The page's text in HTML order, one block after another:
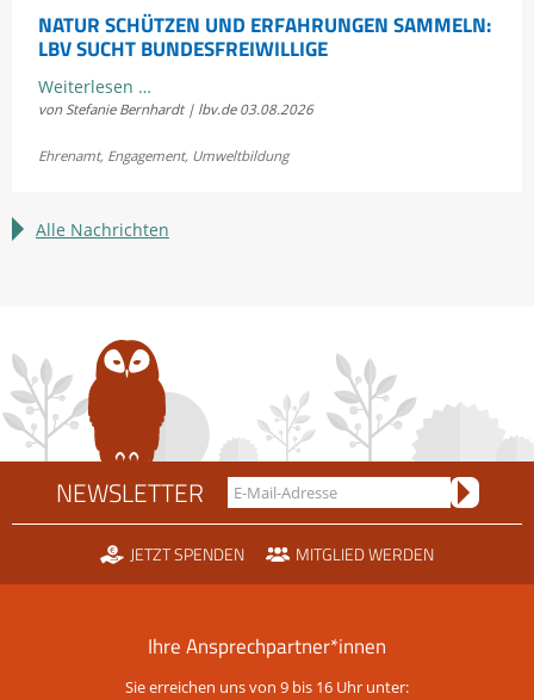
NATUR SCHÜTZEN UND ERFAHRUNGEN SAMMELN:
LBV SUCHT BUNDESFREIWILLIGE
Weiterlesen …Natur
schützen
LBV
von Stefanie Bernhardt | lbv.de 03.08.2026
Ehrenamt, Engagement, Umweltbildung
Alle Nachrichten
NEWSLETTER
JETZT SPENDEN MITGLIED WERDEN
Ihre Ansprechpartner*innen
Sie erreichen uns von 9 bis 16 Uhr unter: